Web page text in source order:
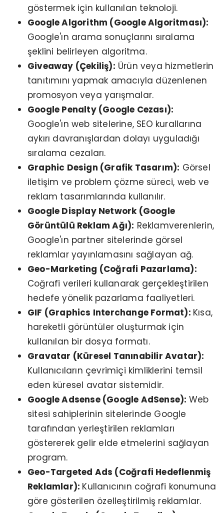
göstermek için kullanılan teknoloji.
Google Algorithm (Google Algoritması):
Google'ın arama sonuçlarını sıralama
şeklini belirleyen algoritma.
Giveaway (Çekiliş): Ürün veya hizmetlerin
tanıtımını yapmak amacıyla düzenlenen
promosyon veya yarışmalar.
Google Penalty (Google Cezası):
Google'ın web sitelerine, SEO kurallarına
aykırı davranışlardan dolayı uyguladığı
sıralama cezaları.
Graphic Design (Grafik Tasarım): Görsel
iletişim ve problem çözme süreci, web ve
reklam tasarımlarında kullanılır.
Google Display Network (Google
Görüntülü Reklam Ağı): Reklamverenlerin,
Google'ın partner sitelerinde görsel
reklamlar yayınlamasını sağlayan ağ.
Geo-Marketing (Coğrafi Pazarlama):
Coğrafi verileri kullanarak gerçekleştirilen
hedefe yönelik pazarlama faaliyetleri.
GIF (Graphics Interchange Format): Kısa,
hareketli görüntüler oluşturmak için
kullanılan bir dosya formatı.
Gravatar (Küresel Tanınabilir Avatar):
Kullanıcıların çevrimiçi kimliklerini temsil
eden küresel avatar sistemidir.
Google Adsense (Google AdSense): Web
sitesi sahiplerinin sitelerinde Google
tarafından yerleştirilen reklamları
göstererek gelir elde etmelerini sağlayan
program.
Geo-Targeted Ads (Coğrafi Hedeflenmiş
Reklamlar): Kullanıcının coğrafi konumuna
göre gösterilen özelleştirilmiş reklamlar.